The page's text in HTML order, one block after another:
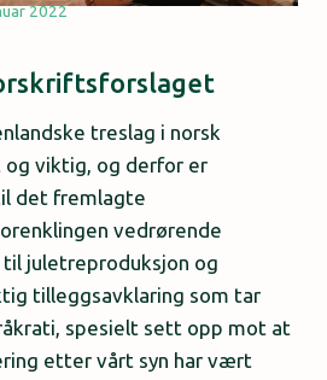
2022
treslag i norsk
viktig, og derfor er
det fremlagte
vedrørende
juletreproduksjon og
tilleggsavklaring som tar
spesielt sett opp mot at
etter vårt syn har vært